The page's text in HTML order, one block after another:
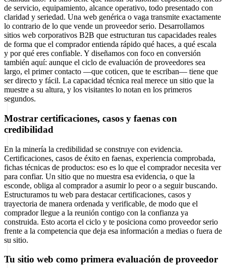
de servicio, equipamiento, alcance operativo, todo presentado con
claridad y seriedad. Una web genérica o vaga transmite exactamente
lo contrario de lo que vende un proveedor serio. Desarrollamos
sitios web corporativos B2B que estructuran tus capacidades reales
de forma que el comprador entienda rápido qué haces, a qué escala
y por qué eres confiable. Y diseñamos con foco en conversión
también aquí: aunque el ciclo de evaluación de proveedores sea
largo, el primer contacto —que coticen, que te escriban— tiene que
ser directo y fácil. La capacidad técnica real merece un sitio que la
muestre a su altura, y los visitantes lo notan en los primeros
segundos.
Mostrar certificaciones, casos y faenas con
credibilidad
En la minería la credibilidad se construye con evidencia.
Certificaciones, casos de éxito en faenas, experiencia comprobada,
fichas técnicas de productos: eso es lo que el comprador necesita ver
para confiar. Un sitio que no muestra esa evidencia, o que la
esconde, obliga al comprador a asumir lo peor o a seguir buscando.
Estructuramos tu web para destacar certificaciones, casos y
trayectoria de manera ordenada y verificable, de modo que el
comprador llegue a la reunión contigo con la confianza ya
construida. Esto acorta el ciclo y te posiciona como proveedor serio
frente a la competencia que deja esa información a medias o fuera de
su sitio.
Tu sitio web como primera evaluación de proveedor